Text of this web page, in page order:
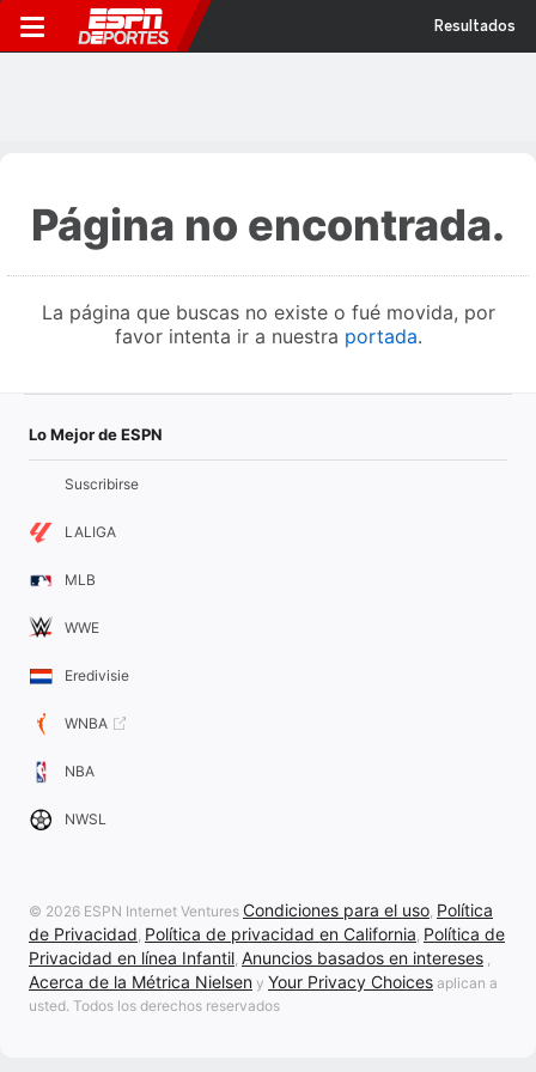
Resultados
Página no encontrada.
La página que buscas no existe o fué movida, por
favor intenta ir a nuestra portada.
Lo Mejor de ESPN
Suscribirse
LALIGA
MLB
WWE
Eredivisie
WNBA
NBA
NWSL
© 2026 ESPN Internet Ventures Condiciones para el uso, Política
de Privacidad, Política de privacidad en California, Política de
Privacidad en línea Infantil, Anuncios basados en intereses ,
Acerca de la Métrica Nielsen y Your Privacy Choices aplican a
usted. Todos los derechos reservados